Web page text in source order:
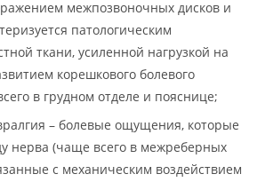
межпозвоночных дисков и
патологическим
ткани, усиленной нагрузкой на
корешкового болевого
в грудном отделе и пояснице;
– болевые ощущения, которые
нерва (чаще всего в межреберных
с механическим воздействием